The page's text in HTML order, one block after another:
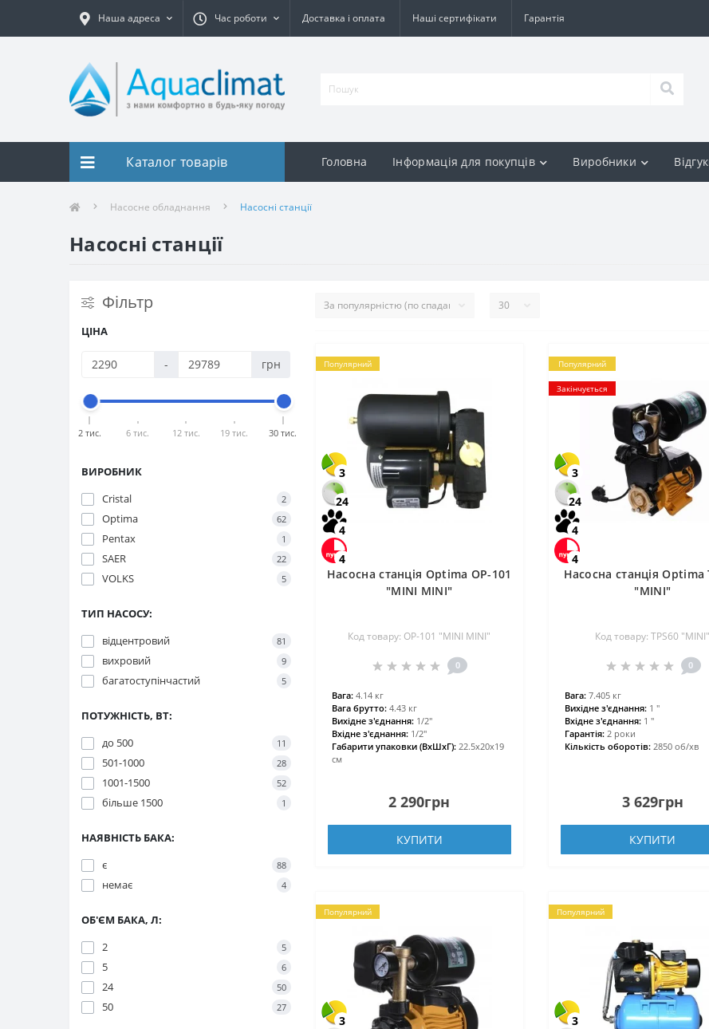
Наша адреса Час роботи Доставка і оплата Наші сертифікати Гарантія
Каталог товарів Головна Інформація для покупців Виробники
Насосне обладнання Насосні станції
Насосні станції
Фільтр
ЦІНА
- грн
2 тис. 6 тис. 12 тис. 19 тис. 30 тис.
ВИРОБНИК
Cristal
2
Optima 62
Pentax 1
SAER 22
VOLKS 5
ТИП НАСОСУ:
відцентровий
81
вихровий 9
багатоступінчастий 5
ПОТУЖНІСТЬ, ВТ:
до 500
11
501-1000 28
1001-1500 52
більше 1500 1
НАЯВНІСТЬ БАКА:
є
88
немає 4
ОБ'ЄМ БАКА, Л:
2
5
5 6
24 50
50 27
Популярний
3
24
4
4
Насосна станція Optima OP-101
″MINI MINI″
Код товару: OP-101 ″MINI MINI″
0
Вага: 4.14 кг
Вага брутто: 4.43 кг
Вихідне з'єднання: 1/2″
Вхідне з'єднання: 1/2″
Габарити упаковки (ВхШхГ): 22.5х20х19
см
2 290грн
КУПИТИ
Популярний
Закінчується
3
24
4
4
Насосна станція Optima
″MINI″
Код товару: TPS60 ″MINI″
0
Вага: 7.405 кг
Вихідне з'єднання: 1 ″
Вхідне з'єднання: 1 ″
Гарантія: 2 роки
Кількість оборотів: 2850 об/хв
3 629грн
КУПИТИ
Популярний
3
Популярний
3